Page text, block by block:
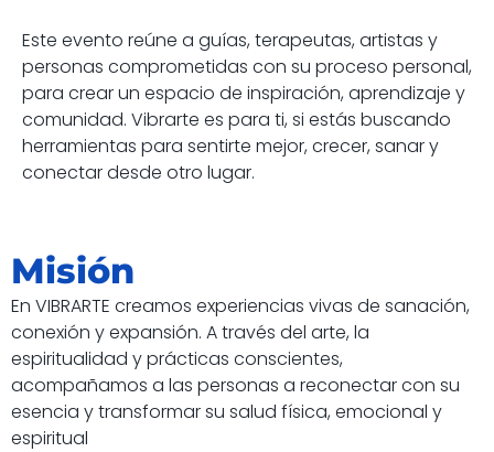
Este evento reúne a guías, terapeutas, artistas y
personas comprometidas con su proceso personal,
para crear un espacio de inspiración, aprendizaje y
comunidad. Vibrarte es para ti, si estás buscando
herramientas para sentirte mejor, crecer, sanar y
conectar desde otro lugar.
Misión
En VIBRARTE creamos experiencias vivas de sanación,
conexión y expansión. A través del arte, la
espiritualidad y prácticas conscientes,
acompañamos a las personas a reconectar con su
esencia y transformar su salud física, emocional y
espiritual